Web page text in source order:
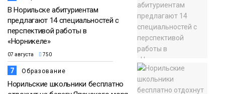
В Норильске абитуриентам
предлагают 14 специальностей с
перспективой работы в
«Норникеле»
07 августа 750
7 Образование
Норильские школьники бесплатно